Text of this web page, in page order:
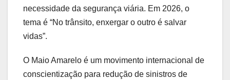
necessidade da segurança viária. Em 2026, o
tema é “No trânsito, enxergar o outro é salvar
vidas”.
O Maio Amarelo é um movimento internacional de
conscientização para redução de sinistros de